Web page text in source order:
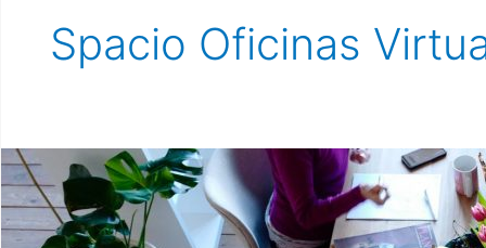
Spacio Oficinas
Benefits
of
renting